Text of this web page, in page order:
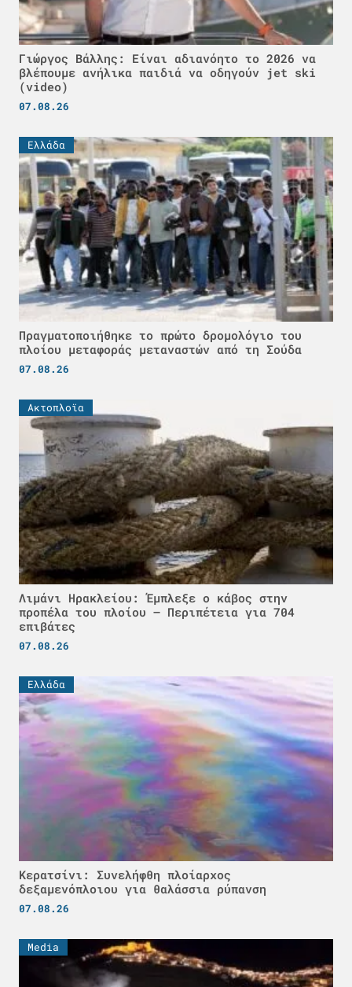
Γιώργος Βάλλης: Είναι αδιανόητο το 2026 να
βλέπουμε ανήλικα παιδιά να οδηγούν jet ski
(video)
07.08.26
Ελλάδα
Πραγματοποιήθηκε το πρώτο δρομολόγιο του
πλοίου μεταφοράς μεταναστών από τη Σούδα
07.08.26
Ακτοπλοϊα
Λιμάνι Ηρακλείου: Έμπλεξε ο κάβος στην
προπέλα του πλοίου – Περιπέτεια για 704
επιβάτες
07.08.26
Ελλάδα
Κερατσίνι: Συνελήφθη πλοίαρχος
δεξαμενόπλοιου για θαλάσσια ρύπανση
07.08.26
Media